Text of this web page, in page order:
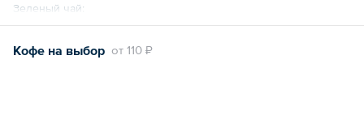
Зеленый чай:
— Японская Сенча
— Ароматная айва oт 110 ₽
Кофе на выбор